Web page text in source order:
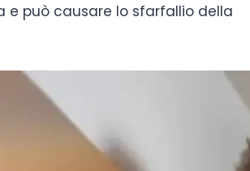
e può causare lo sfarfallio della